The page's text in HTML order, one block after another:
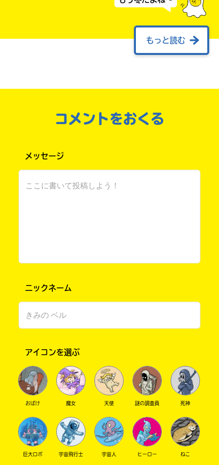
もっと読む
私はバリバリ元気だったよ〜！！！
【のんびり長々雑談だん】
声が高すぎて大変だった…（←ソプラノで
す）
2・よみうりランドに行ったよ！
行きました！
めちゃくちゃ並んだけど、楽しかった！
四級だけどね。
嬉しかった！
ライティングの方が上手くできてた…
リスニングは…あれ、どしたかなって感じw
コメントをおくる
メッセージ
ニックネーム
アイコンを選ぶ
おばけ 魔女 天使 謎の調査員 死神
巨大ロボ 宇宙飛行士 宇宙人 ヒーロー ねこ